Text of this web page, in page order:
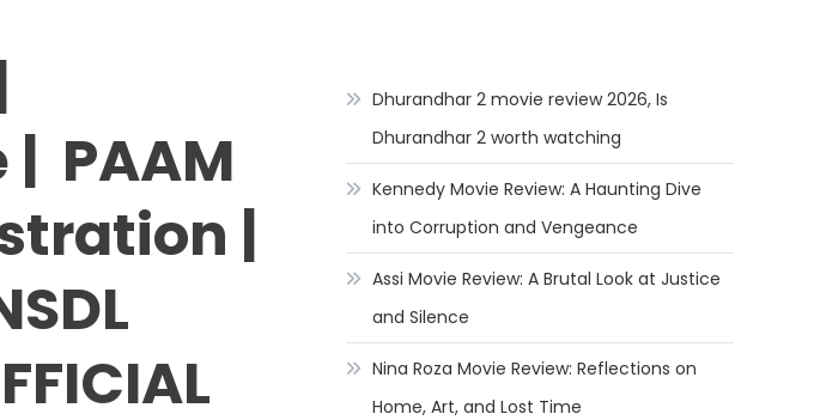
PAAM
|
Dhurandhar 2 movie review 2026, Is
Dhurandhar 2 worth watching
Kennedy Movie Review: A Haunting Dive
into Corruption and Vengeance
Assi Movie Review: A Brutal Look at Justice
and Silence
Nina Roza Movie Review: Reflections on
Home, Art, and Lost Time